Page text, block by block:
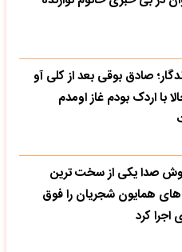
صادق بوقی بعد از کلی آو
با اردک بودم غاز اومدم
صدا یکی از سخت ترین
همایون شجریان را فوق
اجرا کرد